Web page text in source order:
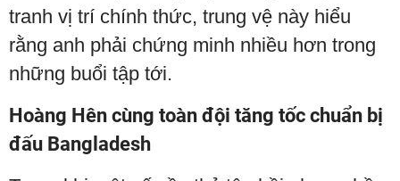
tranh vị trí chính thức, trung vệ này hiểu
rằng anh phải chứng minh nhiều hơn trong
những buổi tập tới.
Hoàng Hên cùng toàn đội tăng tốc chuẩn bị
đấu Bangladesh